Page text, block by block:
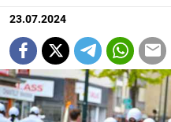
23.07.2024